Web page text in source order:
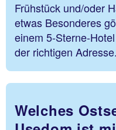
Frühstück und/oder
etwas Besonderes
einem 5-Sterne-
der richtigen Adresse.
Welches